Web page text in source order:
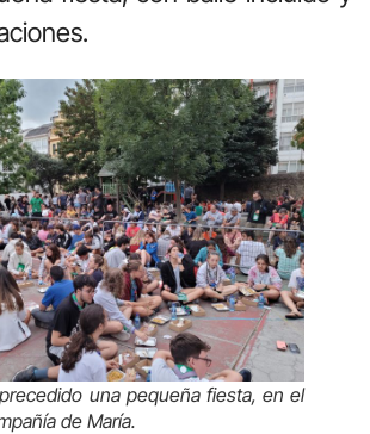
una pequeña fiesta, en el
de María.